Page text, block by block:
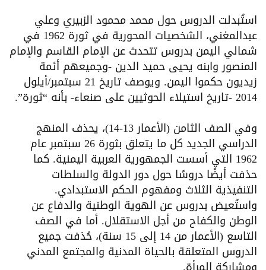
استُبدلت الدروس حول محمد محمود الزبيري وعلي
عبدالمغني، الشخصيات المحورية في ثورة 1962 في
شمالي اليمن بدروس تتحدث عن الإمام القاسم والإمام
المنصور وابنه يحيى حميد الدين -وجميعهم أئمة
زيديون حكموا اليمن. ويوصف تاريخ 21 سبتمبر/أيلول
2014 -تاريخ استيلاء الحوثيين على صنعاء- بأنه “ثورة”.
وفي الصف الثامن (الأعمار 13-14)، يحذف المنهج
الدراسي الجديد كل ما يتعلق بثورة 26 سبتمبر عام
1962 التي أسست الجمهورية العربية اليمنية. كما
حذفت أيضًا دروسًا حول دور الدولة والسلطات
التنفيذية الثلاث ومفهوم الحكم الاستبدادي.
واستُعيض بدروس عن الهوية الوطنية والدفاع عن
الوطن والكفاح من أجل الاستقلال. أما في الصف
التاسع (الأعمار من 14 إلى 15 سنة)، حُذفت جميع
الدروس المتعلقة بالحياة المدنية والمجتمع المدني